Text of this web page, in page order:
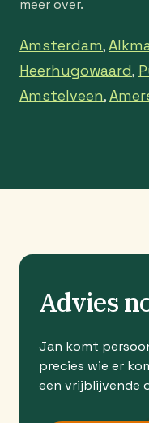
meer over.
Amsterdam,
Heerhugowaard,
Amstelveen,
Advies
Jan komt
precies wie er
een vrijblijvende